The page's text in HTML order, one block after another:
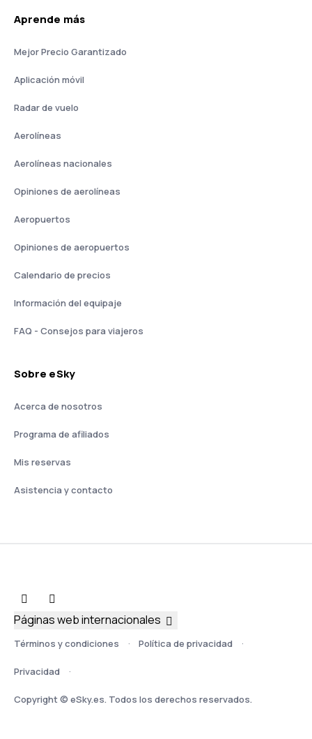
Aprende más
Mejor Precio Garantizado
Aplicación móvil
Radar de vuelo
Aerolíneas
Aerolíneas nacionales
Opiniones de aerolíneas
Aeropuertos
Opiniones de aeropuertos
Calendario de precios
Información del equipaje
FAQ - Consejos para viajeros
Sobre eSky
Acerca de nosotros
Programa de afiliados
Mis reservas
Asistencia y contacto
Términos y condiciones Política de privacidad
Privacidad
Copyright © eSky.es. Todos los derechos reservados.
Páginas web internacionales